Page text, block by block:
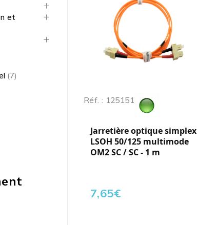
et
(7)
Réf. : 125151
Jarretière optique simplex
LSOH 50/125 multimode
OM2 SC / SC - 1 m
7,65€